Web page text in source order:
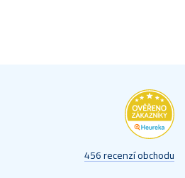
456 recenzí obchodu